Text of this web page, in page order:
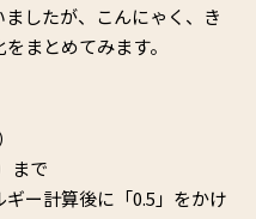
したが、こんにゃく、き
まとめてみます。
まで
ー計算後に「0.5」をかけ